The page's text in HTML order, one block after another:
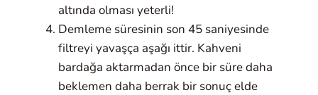
altında olması yeterli!
Demleme süresinin son 45 saniyesinde
filtreyi yavaşça aşağı ittir. Kahveni
bardağa aktarmadan önce bir süre daha
beklemen daha berrak bir sonuç elde